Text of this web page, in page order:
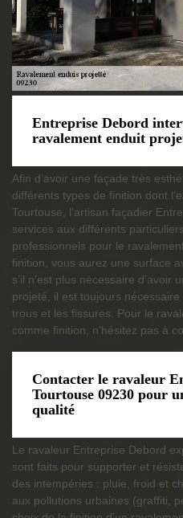
Entreprise Debord
ravalement enduit
Afin d’avoir une façade très
différents types de finition dont
Tourtouse, l’artisan façadier
services aux différents
professionnels pour le
finition, vous aurez une surface
s’il n’est plus nécessaire d’avoir
projeté, il est toujours
trous et les fissures. Pour le
comme finition, n’hésitez pas à
Contacter le ravaleur
Tourtouse 09230 pour
qualité
Le ravaleur Entreprise Debord
sont faits pour supporter et
des intempéries : pluie, froid et
aux pollutions urbaines (graffiti,